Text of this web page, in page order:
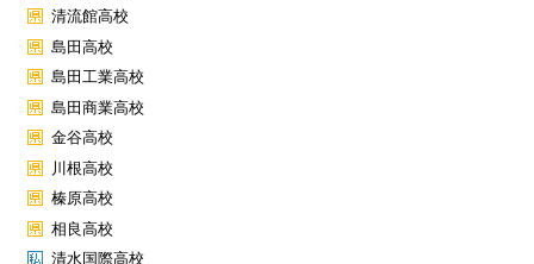
清流館高校
島田高校
島田工業高校
島田商業高校
金谷高校
川根高校
榛原高校
相良高校
清水国際高校